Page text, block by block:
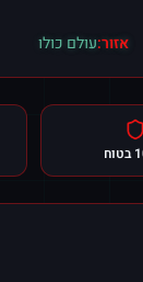
אזור:עולם כולו